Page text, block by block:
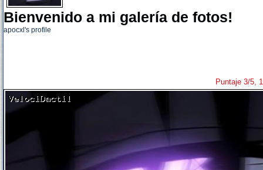
Bienvenido a mi galería de fotos!
apocxl's profile
Puntaje 3/5,